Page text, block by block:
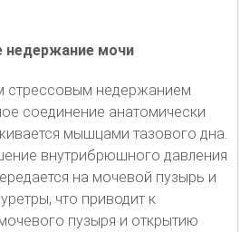
недержание мочи
стрессовым недержанием
соединение анатомически
мышцами тазового дна.
внутрибрюшного давления
на мочевой пузырь и
что приводит к
пузыря и открытию